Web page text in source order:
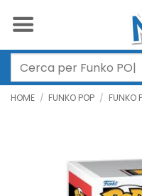
Cerca:
HOME / FUNKO POP / FUNKO